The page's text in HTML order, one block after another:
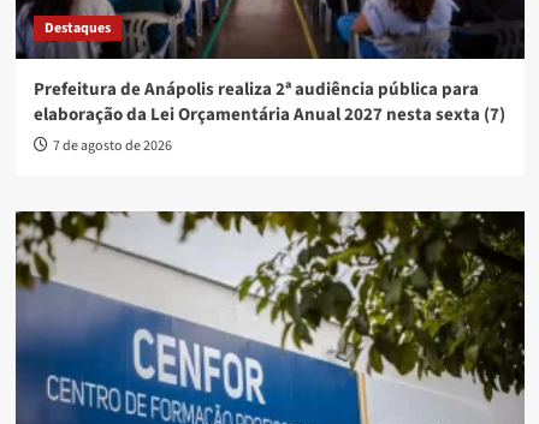
Destaques
Prefeitura de Anápolis realiza 2ª audiência pública para
elaboração da Lei Orçamentária Anual 2027 nesta sexta (7)
7 de agosto de 2026